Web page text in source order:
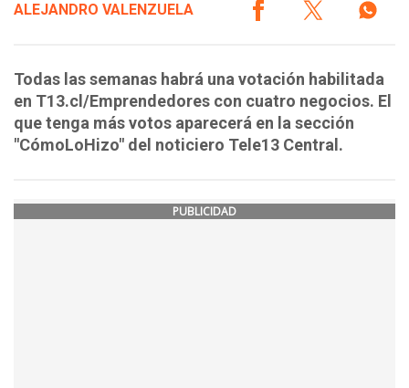
ALEJANDRO VALENZUELA
Todas las semanas habrá una votación habilitada
en T13.cl/Emprendedores con cuatro negocios. El
que tenga más votos aparecerá en la sección
"CómoLoHizo" del noticiero Tele13 Central.
PUBLICIDAD